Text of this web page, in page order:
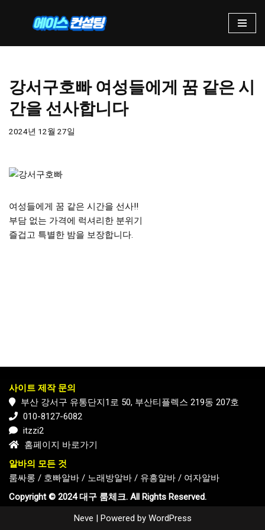
텐
건
너
뛰
기
강서구호빠 여성들에게 꿈 같은 시
간을 선사합니다
2024년 12월 27일
여성들에게 꿈 같은 시간을 선사!!
부담 없는 가격에 럭셔리한 분위기
즐겁고 특별한 밤을 보장합니다.
사이트 제작 문의
부산 강서구 유통단지1로 50, 부산티플렉스 219동 207호
010-8127-6082
itzzi2
홈페이지 바로가기
알바의 모든 것
룸싸롱 / 호빠알바 / 노래방알바 / 유흥알바 / 여자알바
Copyright © 2024 대구 룸체크. All Rights Reserved.
Neve | Powered by WordPress